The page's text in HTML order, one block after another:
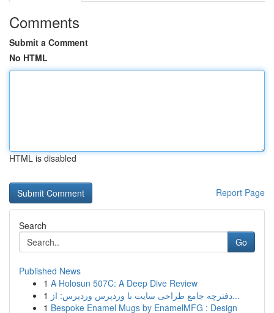
Comments
Submit a Comment
No HTML
HTML is disabled
Report Page
Search
Go
Published News
1 A Holosun 507C: A Deep Dive Review
1
دفترچه جامع طراحی سایت با وردپرس وردپرس: از...
1 Bespoke Enamel Mugs by EnamelMFG : Design